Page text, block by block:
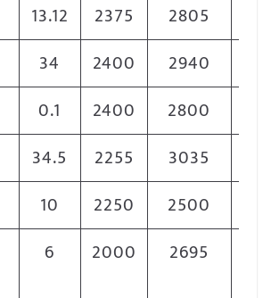
13.12 2375 2805
34 2400 2940
0.1 2400 2800
34.5 2255 3035
10 2250 2500
6 2000 2695